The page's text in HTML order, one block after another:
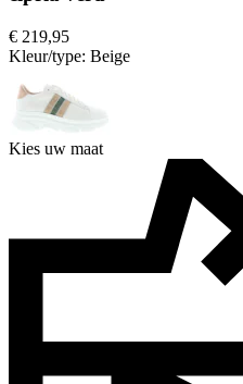
€ 219,95
Kleur/type: Beige
Kies uw maat